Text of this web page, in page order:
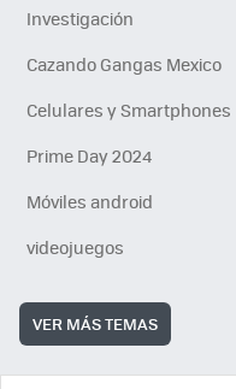
Investigación
Cazando Gangas Mexico
Celulares y Smartphones
Prime Day 2024
Móviles android
videojuegos
VER MÁS TEMAS